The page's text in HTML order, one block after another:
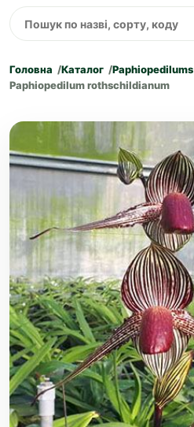
Головна Каталог
Paphiopedilums
Paphiopedilum rothschildianum